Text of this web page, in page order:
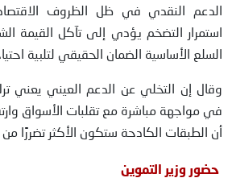
الدعم النقدي في ظل الظروف
استمرار التضخم يؤدي إلى تآكل القيمة
السلع الأساسية الضمان الحقيقي لتلبية
وقال إن التخلي عن الدعم العيني يعني ترك
في مواجهة مباشرة مع تقلبات الأسواق
أن الطبقات الكادحة ستكون الأكثر تضررًا
حضور وزير التموين